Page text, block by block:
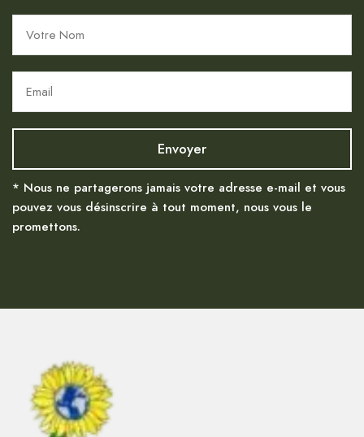
* Nous ne partagerons jamais votre adresse e-mail et vous
pouvez vous désinscrire à tout moment, nous vous le
promettons.